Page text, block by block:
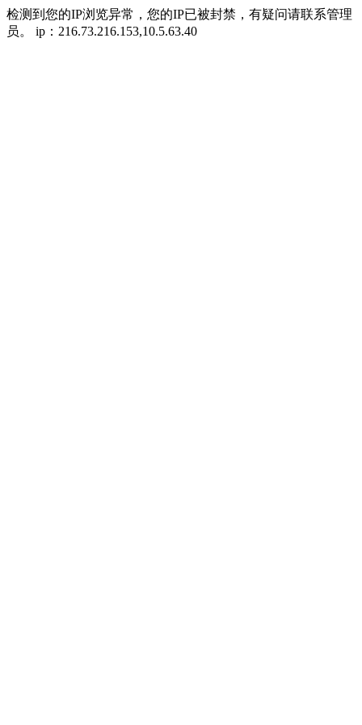
检测到您的IP浏览异常，您的IP已被封禁，有疑问请联系管理
员。 ip：216.73.216.153,10.5.63.40